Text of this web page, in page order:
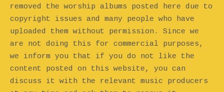
removed the worship albums posted here due to
copyright issues and many people who have
uploaded them without permission. Since we
are not doing this for commercial purposes,
we inform you that if you do not like the
content posted on this website, you can
discuss it with the relevant music producers